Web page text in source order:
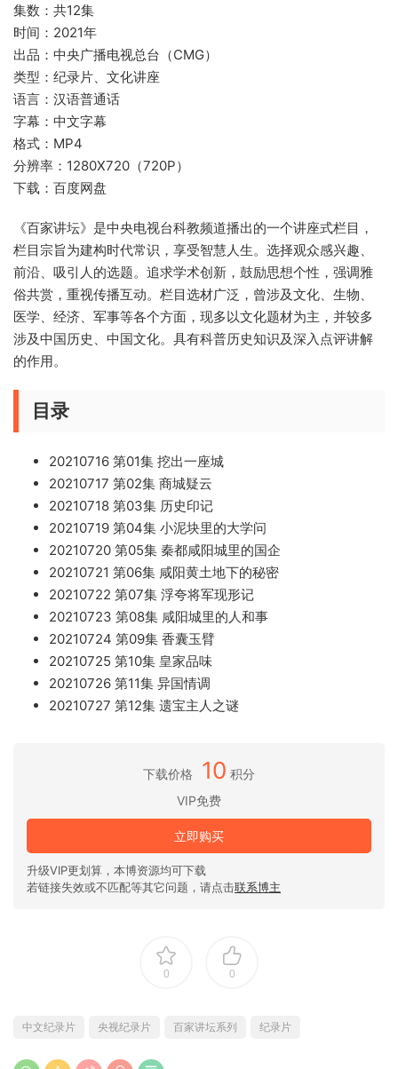
集数：共12集
时间：2021年
出品：中央广播电视总台（CMG）
类型：纪录片、文化讲座
语言：汉语普通话
字幕：中文字幕
格式：MP4
分辨率：1280X720（720P）
下载：百度网盘
《百家讲坛》是中央电视台科教频道播出的一个讲座式栏目，
栏目宗旨为建构时代常识，享受智慧人生。选择观众感兴趣、
前沿、吸引人的选题。追求学术创新，鼓励思想个性，强调雅
俗共赏，重视传播互动。栏目选材广泛，曾涉及文化、生物、
医学、经济、军事等各个方面，现多以文化题材为主，并较多
涉及中国历史、中国文化。具有科普历史知识及深入点评讲解
的作用。
目录
20210716 第01集 挖出一座城
20210717 第02集 商城疑云
20210718 第03集 历史印记
20210719 第04集 小泥块里的大学问
20210720 第05集 秦都咸阳城里的国企
20210721 第06集 咸阳黄土地下的秘密
20210722 第07集 浮夸将军现形记
20210723 第08集 咸阳城里的人和事
20210724 第09集 香囊玉臂
20210725 第10集 皇家品味
20210726 第11集 异国情调
20210727 第12集 遗宝主人之谜
下载价格 10 积分
VIP免费
立即购买
升级VIP更划算，本博资源均可下载
若链接失效或不匹配等其它问题，请点击联系博主
0 0
中文纪录片 央视纪录片 百家讲坛系列 纪录片